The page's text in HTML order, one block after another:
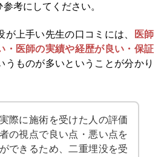
考にしてください。
上手い先生の口コミには、
医師
・ 医師の実績や経歴が良い・ 保証
うものが多いということが分かり
際に施術を受けた人の評価
の視点で良い点・悪い点を
できるため、二重埋没を受